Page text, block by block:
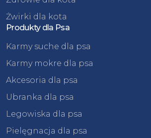
Żwirki dla kota
Produkty dla Psa
Karmy suche dla psa
Karmy mokre dla psa
Akcesoria dla psa
Ubranka dla psa
Legowiska dla psa
Pielęgnacja dla psa